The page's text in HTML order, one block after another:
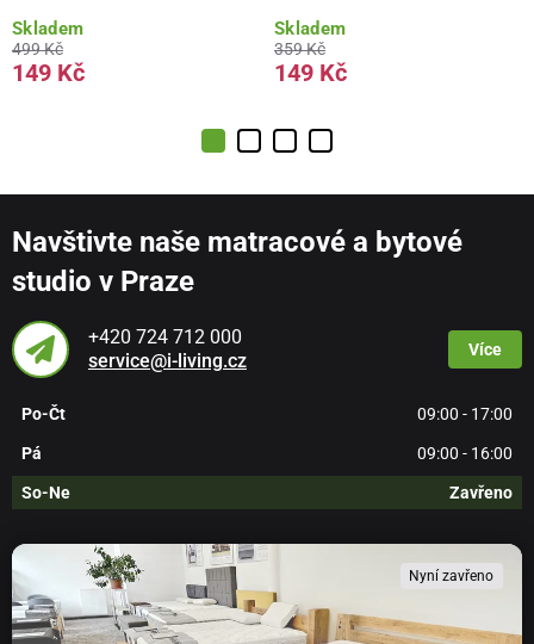
Skladem
499 Kč
149 Kč
Skladem
359 Kč
149 Kč
Navštivte naše matracové a bytové
studio v Praze
+420 724 712 000
service@i-living.cz
Více
Po-Čt 09:00 - 17:00
Pá 09:00 - 16:00
So-Ne Zavřeno
Nyní zavřeno